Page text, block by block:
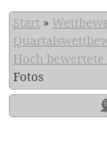
Start »
Hoch bewertete
Fotos